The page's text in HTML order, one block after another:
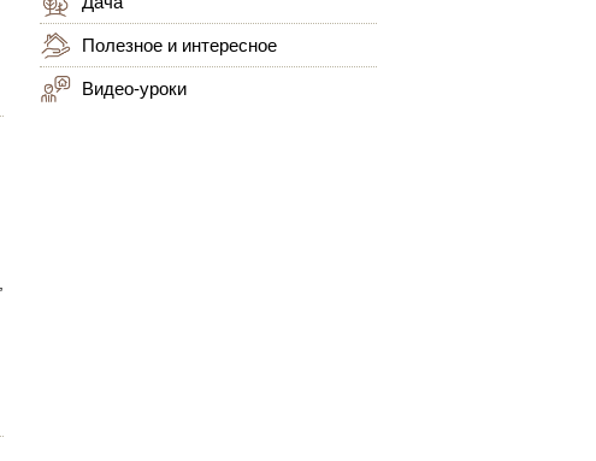
Полезное и интересное
Видео-уроки